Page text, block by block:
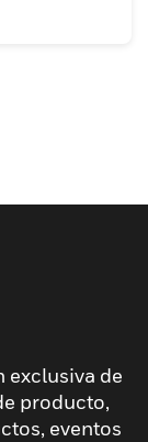
exclusiva de
producto,
eventos